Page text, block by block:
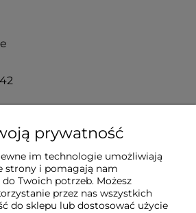
prywatność
im technologie umożliwiają
strony i pomagają nam
Twoich potrzeb. Możesz
przez nas wszystkich
do sklepu lub dostosować użycie